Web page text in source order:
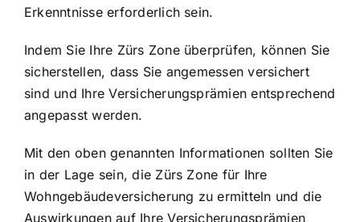
Erkenntnisse erforderlich sein.
Indem Sie Ihre Zürs Zone überprüfen, können Sie
sicherstellen, dass Sie angemessen versichert
sind und Ihre Versicherungsprämien entsprechend
angepasst werden.
Mit den oben genannten Informationen sollten Sie
in der Lage sein, die Zürs Zone für Ihre
Wohngebäudeversicherung zu ermitteln und die
Auswirkungen auf Ihre Versicherungsprämien